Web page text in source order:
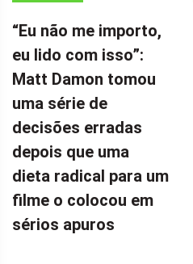
“Eu não me importo,
eu lido com isso”:
Matt Damon tomou
uma série de
decisões erradas
depois que uma
dieta radical para um
filme o colocou em
sérios apuros